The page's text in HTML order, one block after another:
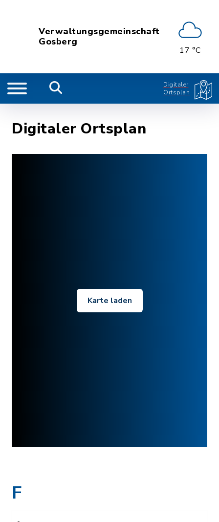
Verwaltungsgemeinschaft
Gosberg
17 °C
Digitaler
Ortsplan
Digitaler Ortsplan
Karte laden
F